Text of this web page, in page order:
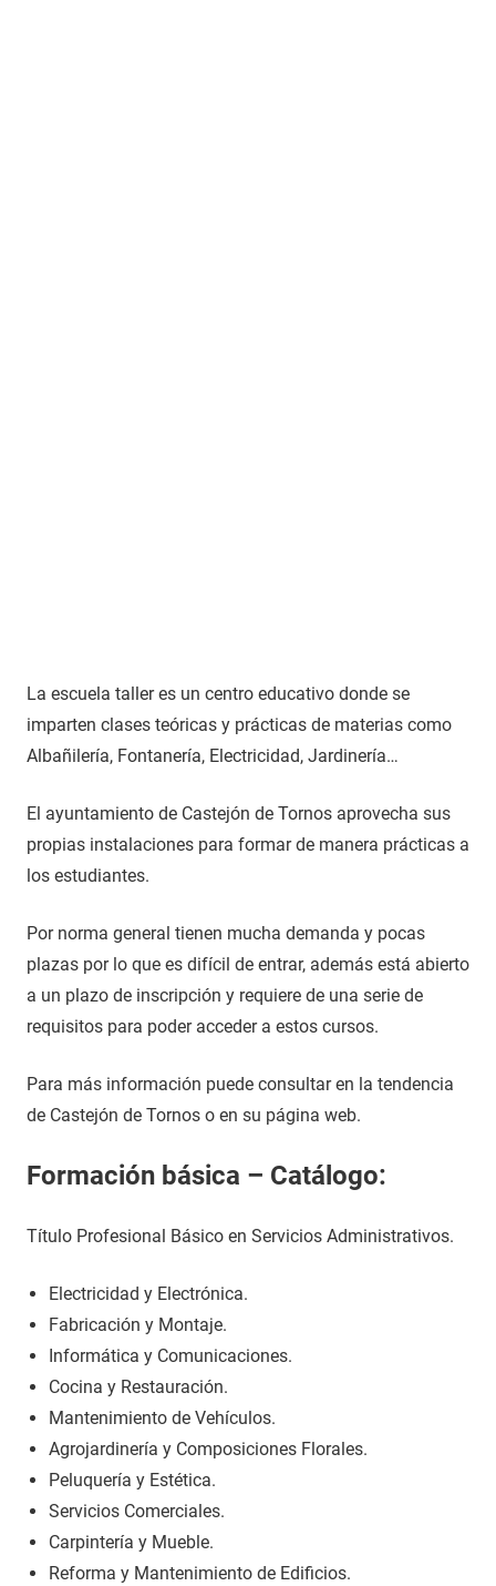
La escuela taller es un centro educativo donde se
imparten clases teóricas y prácticas de materias como
Albañilería, Fontanería, Electricidad, Jardinería…
El ayuntamiento de Castejón de Tornos aprovecha sus
propias instalaciones para formar de manera prácticas a
los estudiantes.
Por norma general tienen mucha demanda y pocas
plazas por lo que es difícil de entrar, además está abierto
a un plazo de inscripción y requiere de una serie de
requisitos para poder acceder a estos cursos.
Para más información puede consultar en la tendencia
de Castejón de Tornos o en su página web.
Formación básica – Catálogo:
Título Profesional Básico en Servicios Administrativos.
Electricidad y Electrónica.
Fabricación y Montaje.
Informática y Comunicaciones.
Cocina y Restauración.
Mantenimiento de Vehículos.
Agrojardinería y Composiciones Florales.
Peluquería y Estética.
Servicios Comerciales.
Carpintería y Mueble.
Reforma y Mantenimiento de Edificios.